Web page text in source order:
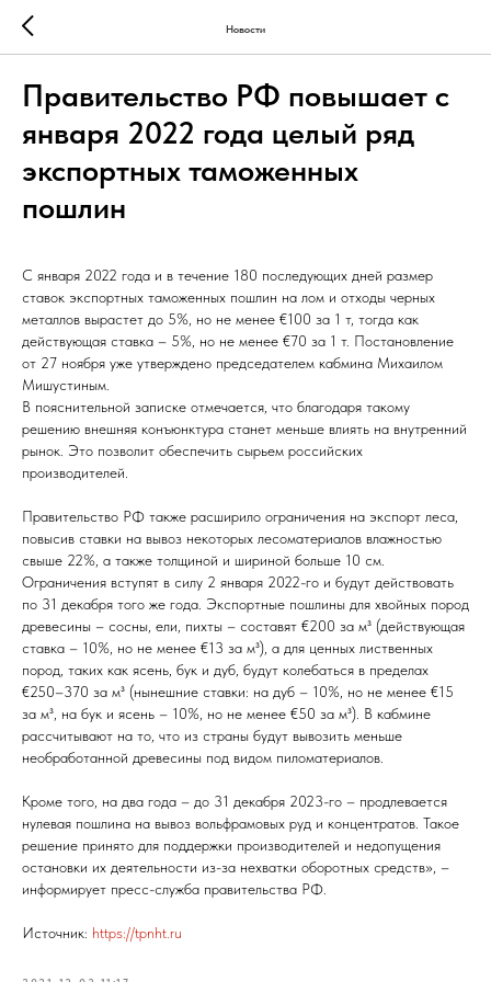
Новости
Правительство РФ повышает с
января 2022 года целый ряд
экспортных таможенных
пошлин
С января 2022 года и в течение 180 последующих дней размер
ставок экспортных таможенных пошлин на лом и отходы черных
металлов вырастет до 5%, но не менее €100 за 1 т, тогда как
действующая ставка – 5%, но не менее €70 за 1 т. Постановление
от 27 ноября уже утверждено председателем кабмина Михаилом
Мишустиным.
В пояснительной записке отмечается, что благодаря такому
решению внешняя конъюнктура станет меньше влиять на внутренний
рынок. Это позволит обеспечить сырьем российских
производителей.
Правительство РФ также расширило ограничения на экспорт леса,
повысив ставки на вывоз некоторых лесоматериалов влажностью
свыше 22%, а также толщиной и шириной больше 10 см.
Ограничения вступят в силу 2 января 2022-го и будут действовать
по 31 декабря того же года. Экспортные пошлины для хвойных пород
древесины – сосны, ели, пихты – составят €200 за м³ (действующая
ставка – 10%, но не менее €13 за м³), а для ценных лиственных
пород, таких как ясень, бук и дуб, будут колебаться в пределах
€250–370 за м³ (нынешние ставки: на дуб – 10%, но не менее €15
за м³, на бук и ясень – 10%, но не менее €50 за м³). В кабмине
рассчитывают на то, что из страны будут вывозить меньше
необработанной древесины под видом пиломатериалов.
Кроме того, на два года – до 31 декабря 2023-го – продлевается
нулевая пошлина на вывоз вольфрамовых руд и концентратов. Такое
решение принято для поддержки производителей и недопущения
остановки их деятельности из-за нехватки оборотных средств», –
информирует пресс-служба правительства РФ.
Источник: https://tpnht.ru